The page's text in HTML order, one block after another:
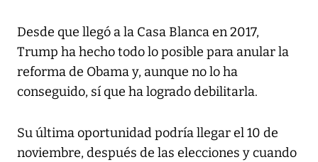
Desde que llegó a la Casa Blanca en 2017,
Trump ha hecho todo lo posible para anular la
reforma de Obama y, aunque no lo ha
conseguido, sí que ha logrado debilitarla.
Su última oportunidad podría llegar el 10 de
noviembre, después de las elecciones y cuando